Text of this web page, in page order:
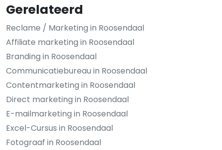
Gerelateerd
Reclame / Marketing in Roosendaal
Affiliate marketing in Roosendaal
Branding in Roosendaal
Communicatiebureau in Roosendaal
Contentmarketing in Roosendaal
Direct marketing in Roosendaal
E-mailmarketing in Roosendaal
Excel-Cursus in Roosendaal
Fotograaf in Roosendaal